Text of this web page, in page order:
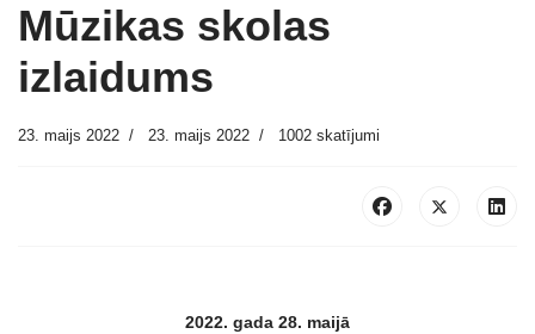
Mūzikas skolas
izlaidums
23. maijs 2022 23. maijs 2022 1002 skatījumi
2022. gada 28. maijā